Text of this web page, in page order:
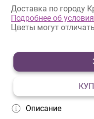
Доставка по городу
Подробнее об
Цветы могут
Описание